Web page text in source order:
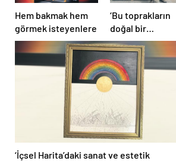
Hem bakmak hem
görmek isteyenlere
‘Bu toprakların
doğal bir
parçasıyım’
‘İçsel Harita’daki sanat ve estetik